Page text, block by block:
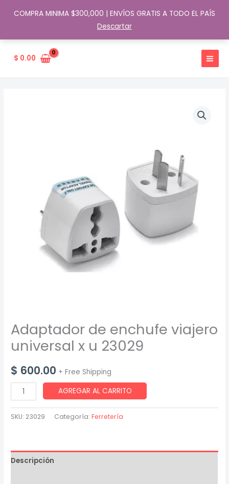
COMPRA MINIMA $300,000 | ENVÍOS GRATIS A TODO EL PAÍS
Descartar
$ 0.00
Adaptador de enchufe viajero
universal x u 23029
$ 600.00 + Free Shipping
Adaptador
de
enchufe
x
u
AGREGAR AL CARRITO
SKU: 23029 Categoría:Ferretería
Descripción